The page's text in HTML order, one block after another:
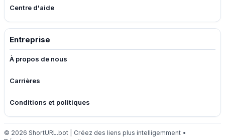
Centre d'aide
Entreprise
À propos de nous
Carrières
Conditions et politiques
© 2026 ShortURL.bot | Créez des liens plus intelligemment •